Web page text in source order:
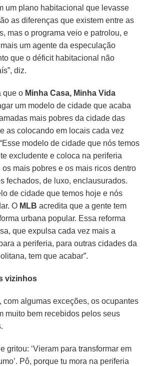
um plano habitacional que levasse
as diferenças que existem entre as
mas o programa veio e patrolou, e
um agente da especulação
que o déficit habitacional não
diz.
que o Minha Casa, Minha Vida
um modelo de cidade que acaba
mais pobres da cidade das
as colocando em locais cada vez
modelo de cidade que nós temos
excludente e coloca na periferia
mais pobres e os mais ricos dentro
fechados, de luxo, enclausurados.
de cidade que temos hoje e nós
O MLB acredita que a gente tem
urbana popular. Essa reforma
que expulsa cada vez mais a
a periferia, para outras cidades da
tem que acabar”.
vizinhos
, com algumas exceções, os ocupantes
muito bem recebidos pelos seus
gritou: ‘Vieram para transformar em
Pô, porque tu mora na periferia